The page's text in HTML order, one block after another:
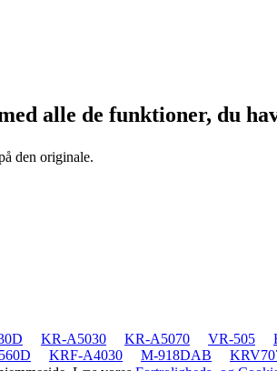
alle de funktioner, du
den originale.
KR-A5030 KR-A5070 VR-505
KRF-A4030 M-918DAB